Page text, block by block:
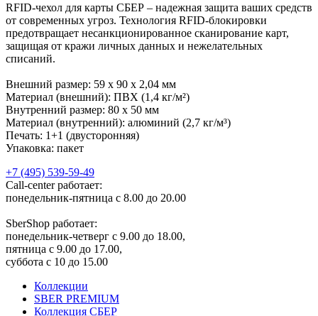
RFID-чехол для карты СБЕР – надежная защита ваших средств
от современных угроз. Технология RFID-блокировки
предотвращает несанкционированное сканирование карт,
защищая от кражи личных данных и нежелательных
списаний.
Внешний размер: 59 x 90 x 2,04 мм
Материал (внешний): ПВХ (1,4 кг/м²)
Внутренний размер: 80 x 50 мм
Материал (внутренний): алюминий (2,7 кг/м³)
Печать: 1+1 (двусторонняя)
Упаковка: пакет
+7 (495) 539-59-49
Call-center работает:
понедельник-пятница с 8.00 до 20.00
SberShop работает:
понедельник-четверг с 9.00 до 18.00,
пятница с 9.00 до 17.00,
суббота с 10 до 15.00
Коллекции
SBER PREMIUM
Коллекция СБЕР